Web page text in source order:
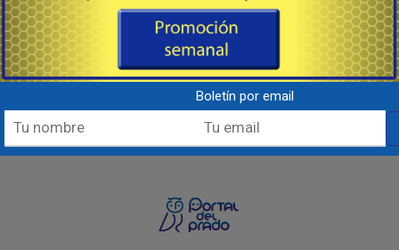
Boletín por email